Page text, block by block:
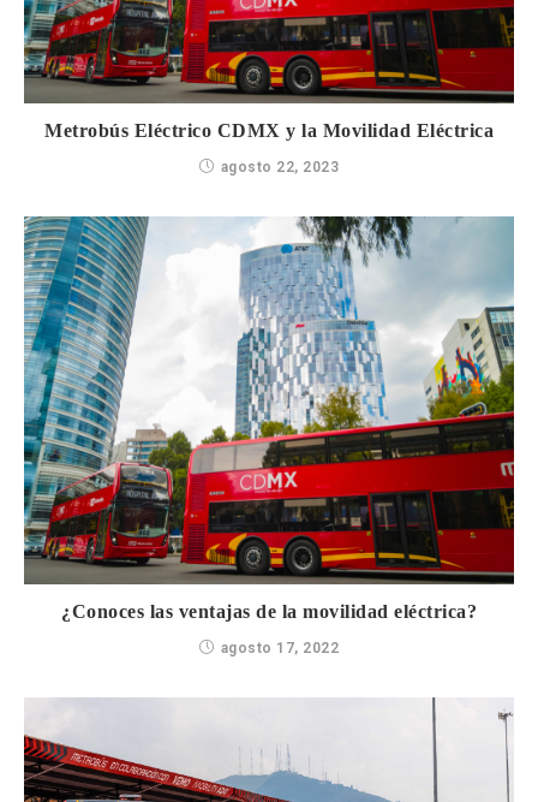
Metrobús Eléctrico CDMX y la Movilidad Eléctrica
agosto 22, 2023
¿Conoces las ventajas de la movilidad eléctrica?
agosto 17, 2022